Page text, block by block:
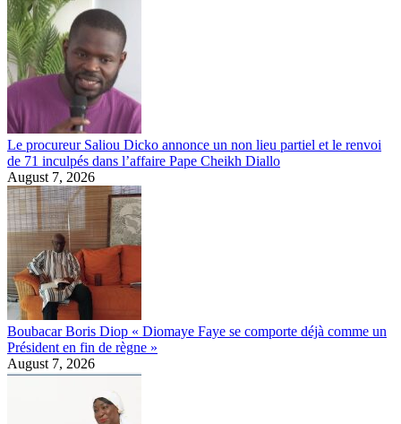
Le procureur Saliou Dicko annonce un non lieu partiel et le renvoi
de 71 inculpés dans l’affaire Pape Cheikh Diallo
August 7, 2026
Boubacar Boris Diop « Diomaye Faye se comporte déjà comme un
Président en fin de règne »
August 7, 2026